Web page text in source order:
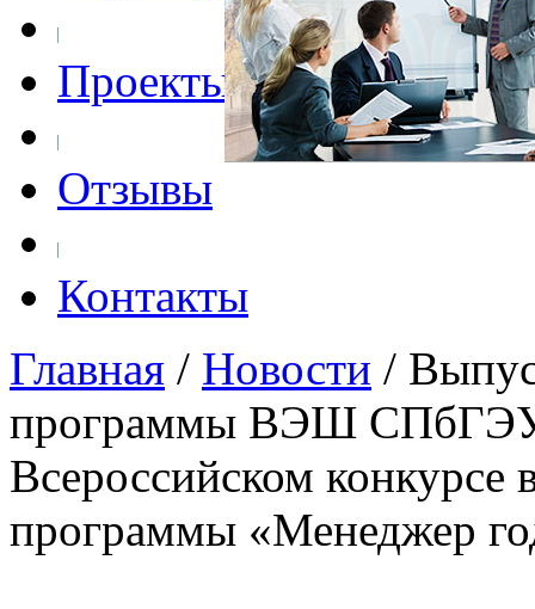
Проекты
Отзывы
Контакты
Главная / Новости /
программы ВЭШ СПбГЭУ
Всероссийском конкурсе
программы «Менеджер